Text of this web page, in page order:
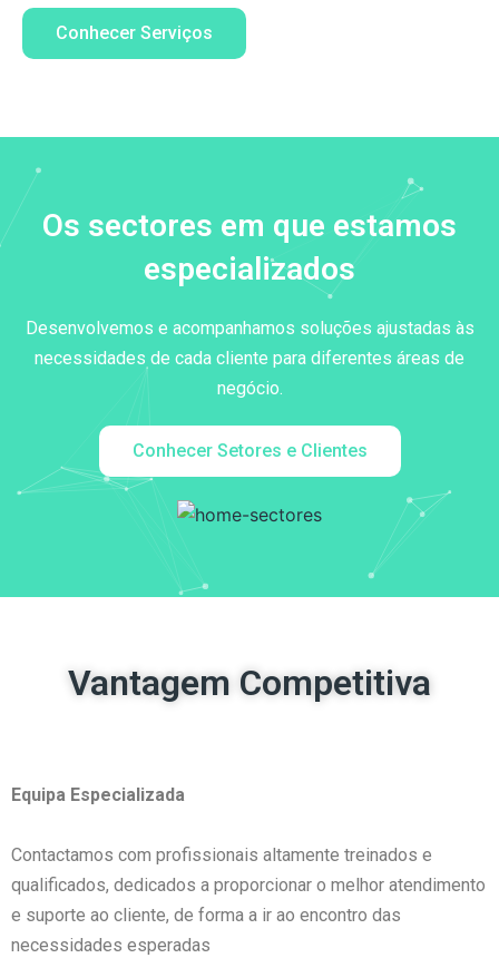
Conhecer Serviços
Os sectores em que estamos
especializados
Desenvolvemos e acompanhamos soluções ajustadas às
necessidades de cada cliente para diferentes áreas de
negócio.
Conhecer Setores e Clientes
Vantagem Competitiva
Equipa Especializada
Contactamos com profissionais altamente treinados e
qualificados, dedicados a proporcionar o melhor atendimento
e suporte ao cliente, de forma a ir ao encontro das
necessidades esperadas